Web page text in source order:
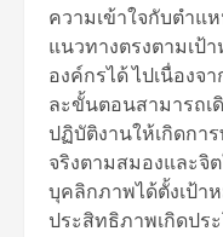
ความเข้าใจกับตำแ
แนวทางตรงตามเป้
องค์กรได้ ไปเนื่องจ
ละขั้นตอนสามารถเ
ปฏิบัติงานให้เกิดกา
จริงตามสมองและจิ
บุคลิกภาพได้ตั้งเป้า
ประสิทธิภาพเกิดปร